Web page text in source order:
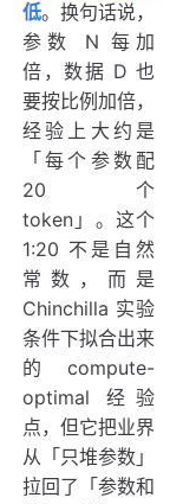
低。换句话说，
参数 N 每加
倍，数据 D 也
要按比例加倍，
经验上大约是
「每个参数配
20 个
token」。这个
1:20 不是自然
常数，而是
Chinchilla 实验
条件下拟合出来
的 compute-
optimal 经验
点，但它把业界
从「只堆参数」
拉回了「参数和